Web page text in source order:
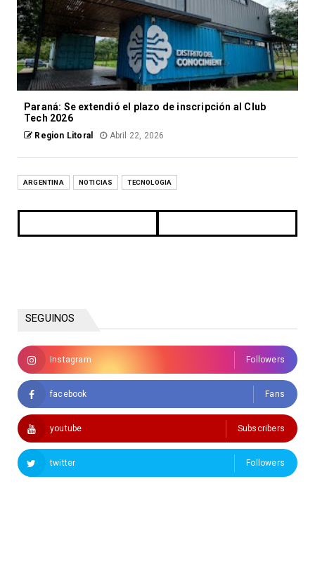
Paraná: Se extendió el plazo de inscripción al Club
Tech 2026
Region Litoral Abril 22, 2026
ARGENTINA NOTICIAS TECNOLOGIA
SEGUINOS
Instagram Followers
facebook Fans
youtube Subscribers
twitter Followers